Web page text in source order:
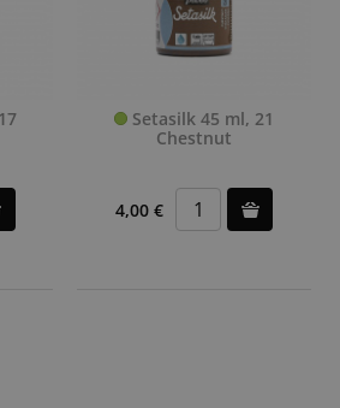
Setasilk 45 ml, 21
Chestnut
4,00 €